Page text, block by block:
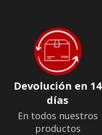
Devolución en 14
días
En todos nuestros
productos